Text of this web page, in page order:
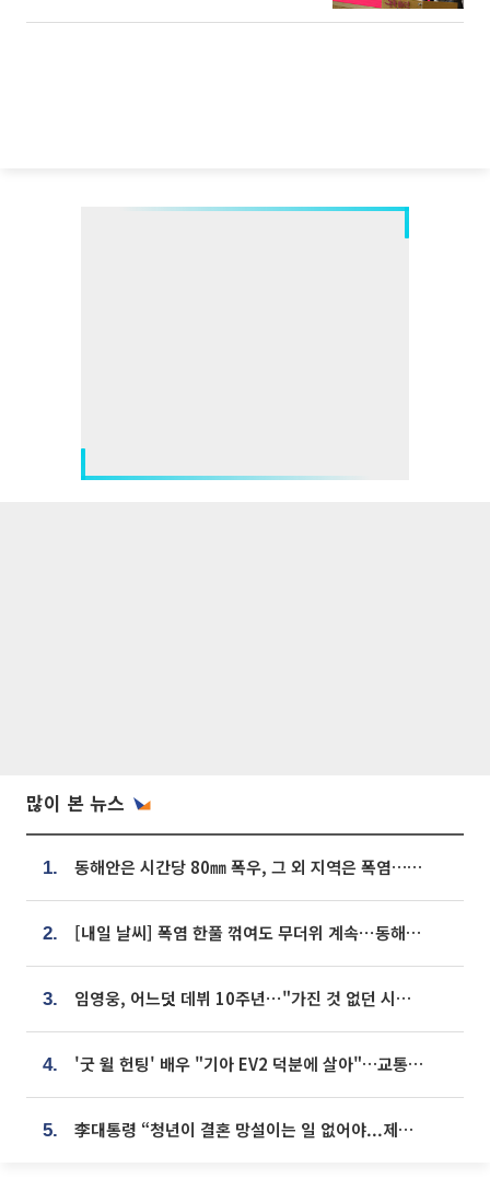
많이 본 뉴스
1. 동해안은 시간당 80㎜ 폭우, 그 외 지역은 폭염…‘극과 극 날씨’
2. [내일 날씨] 폭염 한풀 꺾여도 무더위 계속⋯동해안 이틀 연속 비
3. 임영웅, 어느덧 데뷔 10주년⋯"가진 것 없던 시절, 내 앞엔 20명의 팬뿐"
4. '굿 윌 헌팅' 배우 "기아 EV2 덕분에 살아"…교통사고 후 안전성 극찬
5. 李대통령 “청년이 결혼 망설이는 일 없어야...제도상 불이익 조사”